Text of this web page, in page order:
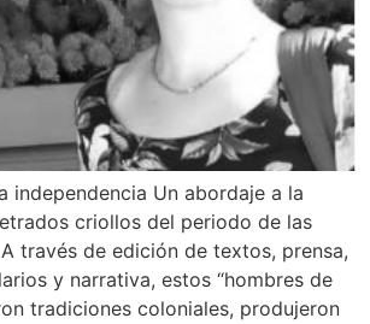
independencia Un abordaje a la
criollos del periodo de las
través de edición de textos, prensa,
y narrativa, estos “hombres de
tradiciones coloniales, produjeron